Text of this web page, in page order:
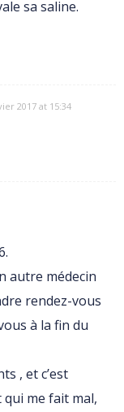
sa saline.
2017 at 15:34
autre médecin
rendez-vous
à la fin du
, et c’est
me fait mal,